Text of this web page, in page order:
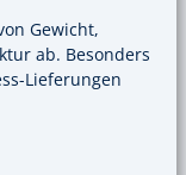
Gewicht,
ab. Besonders
Lieferungen